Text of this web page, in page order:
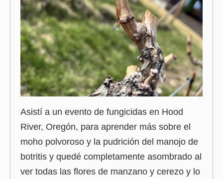
Asistí a un evento de fungicidas en Hood
River, Oregón, para aprender más sobre el
moho polvoroso y la pudrición del manojo de
botritis y quedé completamente asombrado al
ver todas las flores de manzano y cerezo y lo